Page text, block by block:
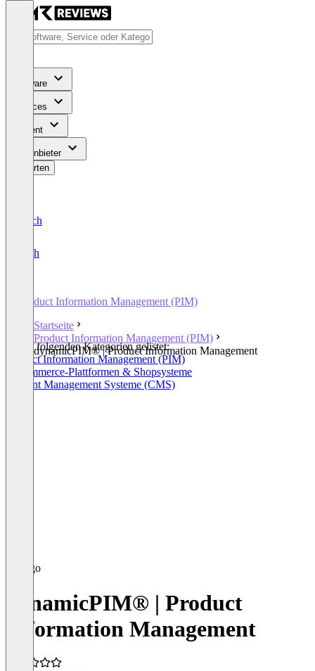
Software
Services
Content
Für Anbieter
Bewerten
Deutsch
English
Product Information Management (PIM)
Startseite
Product Information Management (PIM)
dynamicPIM® | Product Information Management
In den folgenden Kategorien gelistet:
Product Information Management (PIM)
E-Commerce-Plattformen & Shopsysteme
Content Management Systeme (CMS)
dynamicPIM® | Product
Information Management